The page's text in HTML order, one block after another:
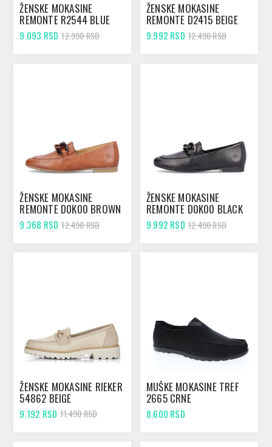
ŽENSKE MOKASINE
REMONTE R2544 BLUE
9.093 RSD 12.990 RSD
ŽENSKE MOKASINE
REMONTE D2415 BEIGE
9.992 RSD 12.490 RSD
ŽENSKE MOKASINE
REMONTE D0K00 BROWN
9.368 RSD 12.490 RSD
ŽENSKE MOKASINE
REMONTE D0K00 BLACK
9.992 RSD 12.490 RSD
ŽENSKE MOKASINE RIEKER
54862 BEIGE
9.192 RSD 11.490 RSD
MUŠKE MOKASINE TREF
2665 CRNE
8.600 RSD